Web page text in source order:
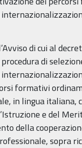
di cui al
di
formativi
in lingua italiana,
e del
della
sopra